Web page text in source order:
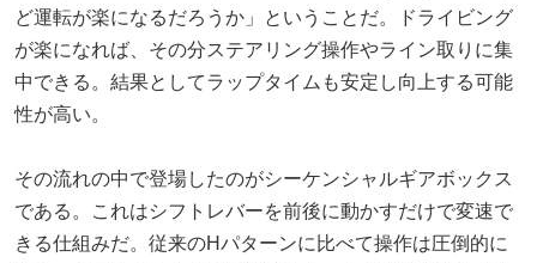
ど運転が楽になるだろうか」ということだ。ドライビング
が楽になれば、その分ステアリング操作やライン取りに集
中できる。結果としてラップタイムも安定し向上する可能
性が高い。
その流れの中で登場したのがシーケンシャルギアボックス
である。これはシフトレバーを前後に動かすだけで変速で
きる仕組みだ。従来のHパターンに比べて操作は圧倒的に